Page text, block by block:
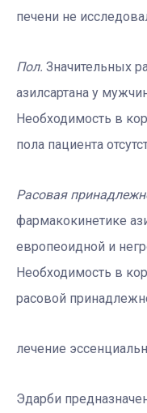
печени не
Пол. Значительных
азилсартана у
Необходимость в
пола пациента
Расовая
фармакокинетике
европеоидной и
Необходимость в
расовой
лечение
Эдарби